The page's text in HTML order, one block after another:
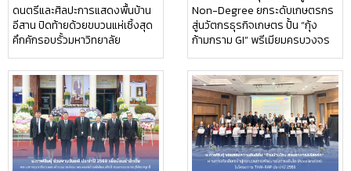
ดนตรีและศิลปะการแสดงพื้นบ้าน
อีสาน ปิดท้ายด้วยขบวนแห่เซิ้งสุด
คึกคักรอบรั้วมหาวิทยาลัย
Non-Degree ยกระดับเกษตรกร
สู่นวัตกรธุรกิจเกษตร ปั้น “กุ้ง
ก้ามกราม GI” พรีเมียมครบวงจร